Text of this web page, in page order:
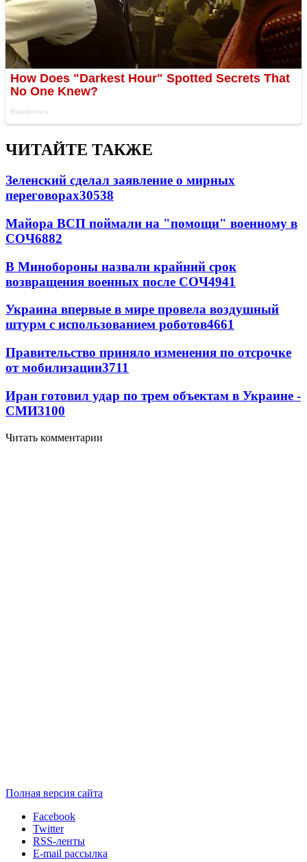
ЧИТАЙТЕ ТАКЖЕ
Зеленский сделал заявление о мирных
переговорах30538
Майора ВСП поймали на "помощи" военному в
СОЧ6882
В Минобороны назвали крайний срок
возвращения военных после СОЧ4941
Украина впервые в мире провела воздушный
штурм с использованием роботов4661
Правительство приняло изменения по отсрочке
от мобилизации3711
Иран готовил удар по трем объектам в Украине -
СМИ3100
Читать комментарии
Полная версия сайта
Facebook
Twitter
RSS-ленты
E-mail рассылка